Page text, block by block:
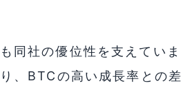
同社の優位性を支えてい
、BTCの高い成長率との